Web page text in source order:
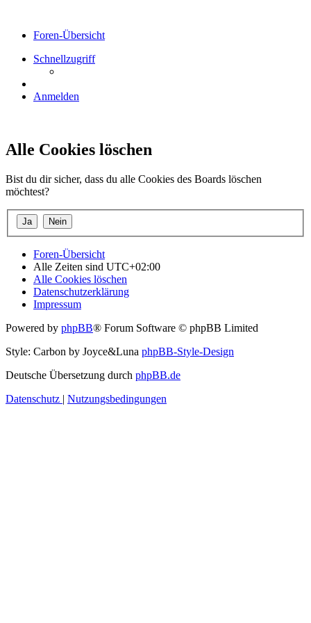
Foren-Übersicht
Schnellzugriff
Anmelden
Alle Cookies löschen
Bist du dir sicher, dass du alle Cookies des Boards löschen
möchtest?
Foren-Übersicht
Alle Zeiten sind UTC+02:00
Alle Cookies löschen
Datenschutzerklärung
Impressum
Powered by phpBB® Forum Software © phpBB Limited
Style: Carbon by Joyce&Luna phpBB-Style-Design
Deutsche Übersetzung durch phpBB.de
Datenschutz | Nutzungsbedingungen